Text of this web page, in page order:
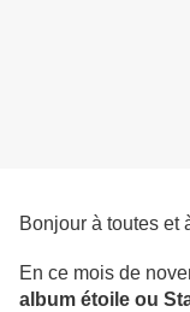
Bonjour à toutes et
En ce mois de
album étoile ou